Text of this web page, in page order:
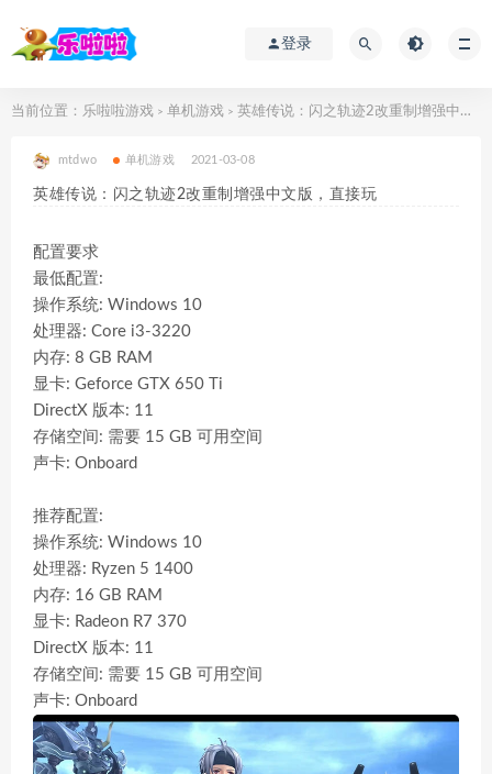
登录
当前位置： 乐啦啦游戏 > 单机游戏 > 英雄传说：闪之轨迹2改重制增强中文版，直接玩
mtdwo 单机游戏 2021-03-08
英雄传说：闪之轨迹2改重制增强中文版，直接玩
配置要求
最低配置:
操作系统: Windows 10
处理器: Core i3-3220
内存: 8 GB RAM
显卡: Geforce GTX 650 Ti
DirectX 版本: 11
存储空间: 需要 15 GB 可用空间
声卡: Onboard
推荐配置:
操作系统: Windows 10
处理器: Ryzen 5 1400
内存: 16 GB RAM
显卡: Radeon R7 370
DirectX 版本: 11
存储空间: 需要 15 GB 可用空间
声卡: Onboard